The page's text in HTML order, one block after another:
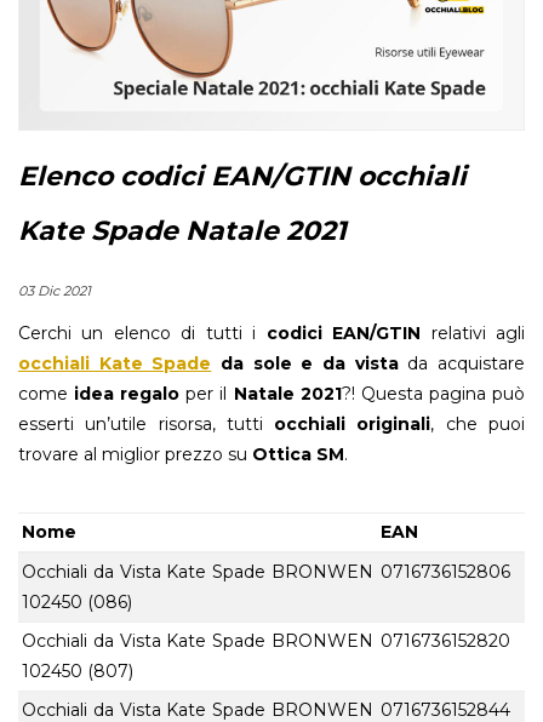
Elenco codici EAN/GTIN occhiali
Kate Spade Natale 2021
03 Dic 2021
Cerchi un elenco di tutti i codici EAN/GTIN relativi agli
occhiali Kate Spade da sole e da vistada acquistare
come idea regalo per il Natale 2021?! Questa pagina può
esserti un’utile risorsa, tutti occhiali originali, che puoi
trovare al miglior prezzo su Ottica SM.
Nome
EAN
Occhiali da Vista Kate Spade BRONWEN
102450 (086)
0716736152806
Occhiali da Vista Kate Spade BRONWEN
102450 (807)
0716736152820
Occhiali da Vista Kate Spade BRONWEN 0716736152844